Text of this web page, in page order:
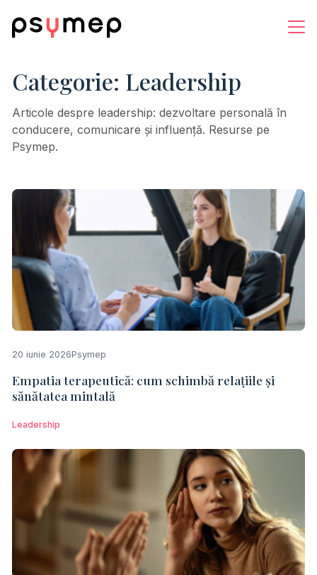
Categorie: Leadership
Articole despre leadership: dezvoltare personală în
conducere, comunicare și influență. Resurse pe
Psymep.
20 iunie 2026Psymep
Empatia terapeutică: cum schimbă relațiile și
sănătatea mintală
Leadership